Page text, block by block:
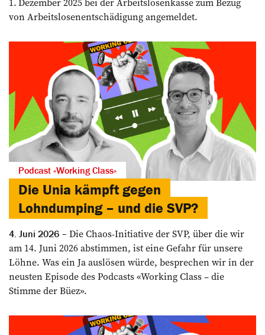
von Arbeitslosenentschädigung angemeldet.
Podcast «Working Class»
Die Unia kämpft gegen
Lohndumping – und die SVP?
4. Juni 2026
Die Chaos-Initiative der SVP, über die wir
am 14. Juni 2026 abstimmen, ist eine Gefahr für unsere
Löhne. Was ein Ja auslösen würde, besprechen wir in der
neusten Episode des Podcasts «Working Class – die
Stimme der Büez».